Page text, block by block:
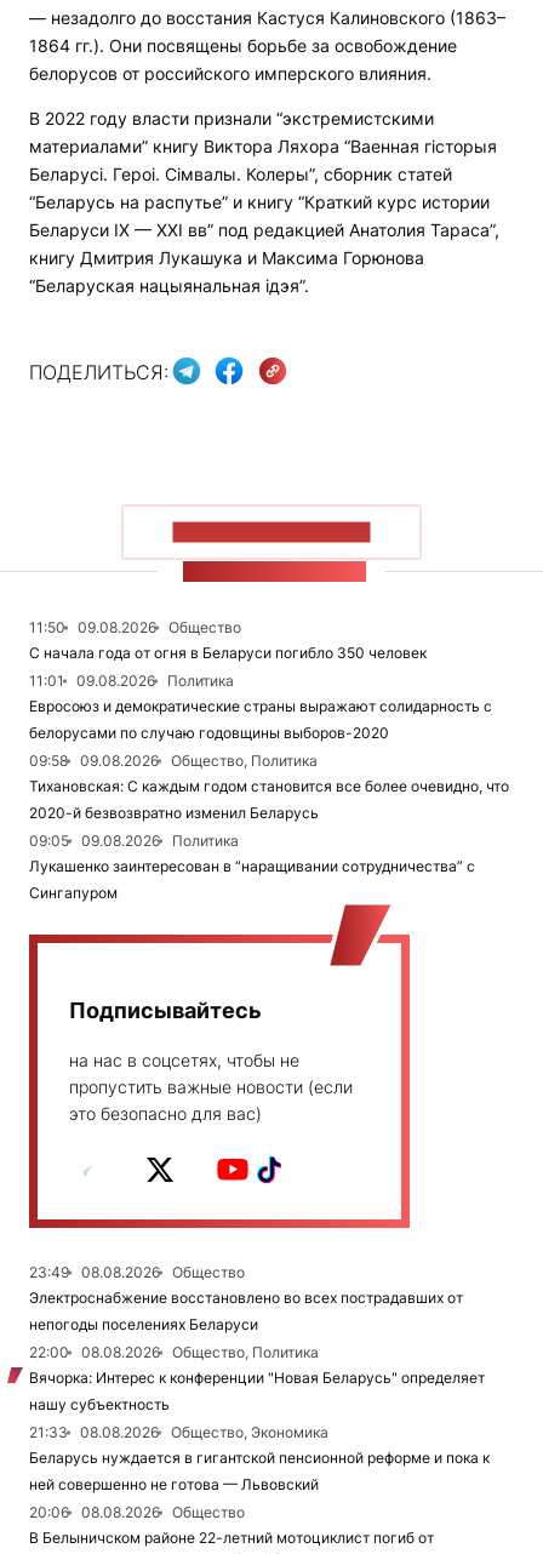
— незадолго до восстания Кастуся Калиновского (1863–
1864 гг.). Они посвящены борьбе за освобождение
белорусов от российского имперского влияния.
В 2022 году власти признали “экстремистскими
материалами” книгу Виктора Ляхора “Ваенная гісторыя
Беларусі. Героі. Сімвалы. Колеры”, сборник статей
“Беларусь на распутье” и книгу “Краткий курс истории
Беларуси IX — XXI вв” под редакцией Анатолия Тараса”,
книгу Дмитрия Лукашука и Максима Горюнова
“Беларуская нацыянальная ідэя”.
ПОДЕЛИТЬСЯ:
11:50 09.08.2026
Общество
С начала года от огня в Беларуси погибло 350 человек
11:01
09.08.2026
Политика
Евросоюз и демократические страны выражают солидарность с
белорусами по случаю годовщины выборов-2020
09:58
09.08.2026
Общество, Политика
Тихановская: С каждым годом становится все более очевидно, что
2020-й безвозвратно изменил Беларусь
09:05
09.08.2026
Политика
Лукашенко заинтересован в “наращивании сотрудничества” с
Сингапуром
Подписывайтесь
на нас в соцсетях, чтобы не
пропустить важные новости (если
это безопасно для вас)
23:49 08.08.2026
Общество
Электроснабжение восстановлено во всех пострадавших от
непогоды поселениях Беларуси
22:00
08.08.2026
Общество, Политика
Вячорка: Интерес к конференции "Новая Беларусь" определяет
нашу субъектность
21:33
08.08.2026
Общество, Экономика
Беларусь нуждается в гигантской пенсионной реформе и пока к
ней совершенно не готова — Львовский
20:06
08.08.2026
Общество
В Белыничском районе 22-летний мотоциклист погиб от